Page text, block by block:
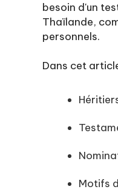
besoin d'un
Thaïlande,
personnels.
Dans cet
Motifs